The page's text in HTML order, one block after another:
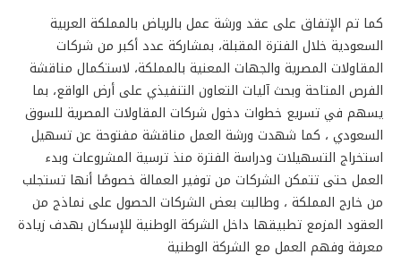
كما تم الإتفاق على عقد ورشة عمل بالرياض بالمملكة العربية
السعودية خلال الفترة المقبلة، بمشاركة عدد أكبر من شركات
المقاولات المصرية والجهات المعنية بالمملكة، لاستكمال مناقشة
الفرص المتاحة وبحث آليات التعاون التنفيذي على أرض الواقع، بما
يسهم في تسريع خطوات دخول شركات المقاولات المصرية للسوق
السعودي ، كما شهدت ورشة العمل مناقشة مفتوحة عن تسهيل
استخراج التسهيلات ودراسة الفترة منذ ترسية المشروعات وبدء
العمل حتى تتمكن الشركات من توفير العمالة خصوصًا أنها تستجلب
من خارج المملكة ، وطالبت بعض الشركات الحصول على نماذج من
العقود المزمع تطبيقها داخل الشركة الوطنية للإسكان بهدف زيادة
معرفة وفهم العمل مع الشركة الوطنية